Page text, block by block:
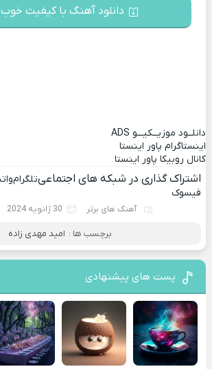
دانلود آهنگ با کیفیت خوب 128
دانلــود موزیــکیـــو ADS
اینستاگرام پاور اینستا
کانال روبیکا پاور اینستا
اشتراک گذاری در شبکه های اجتماعیتلگرام
فیسوک
آهنگ های برتر 30 ژانویه 2024
برچسب ها : امید مهدی زاده
پست های پیشنهادی